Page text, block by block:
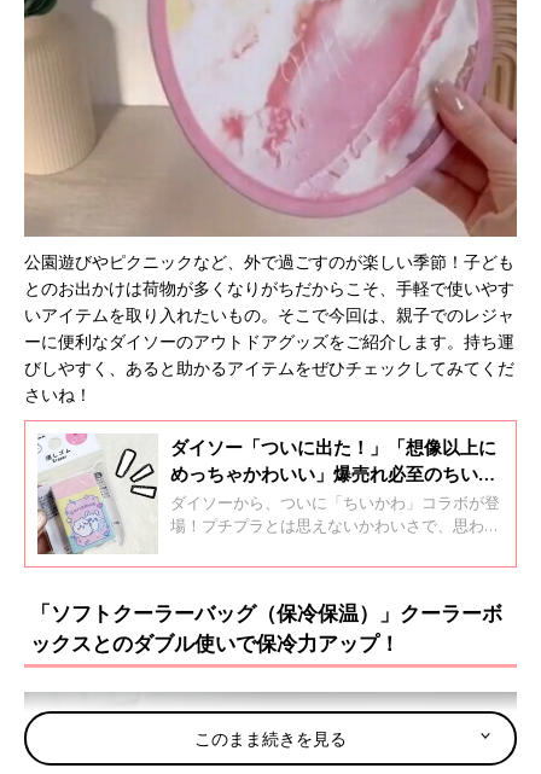
公園遊びやピクニックなど、外で過ごすのが楽しい季節！子ども
とのお出かけは荷物が多くなりがちだからこそ、手軽で使いやす
いアイテムを取り入れたいもの。そこで今回は、親子でのレジャ
ーに便利なダイソーのアウトドアグッズをご紹介します。持ち運
びしやすく、あると助かるアイテムをぜひチェックしてみてくだ
さいね！
ダイソー「ついに出た！」「想像以上に
めっちゃかわいい」爆売れ必至のちいか
わコラボ4選
ダイソーから、ついに「ちいかわ」コラボが登
場！プチプラとは思えないかわいさで、思わず
今回はダイソーで手軽に手に入る「ちいかわコ
すい実用的なアイテムから、持っているだけで
気分が上がる雑貨まで、豊富なラインナップ！
ぜひチェックしてみてくださいね♪
「ソフトクーラーバッグ（保冷保温）」クーラーボ
ックスとのダブル使いで保冷力アップ！
このまま続きを見る